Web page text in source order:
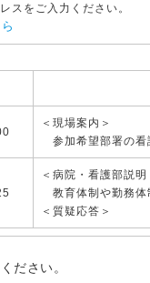
スをご入力ください。
＜現場案内＞
参加希望部署の看
＜病院・看護部説明
教育体制や勤務体
＜質疑応答＞
ださい。